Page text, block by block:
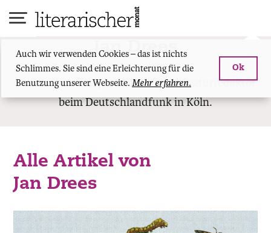
Auch wir verwenden Cookies – das ist nichts
Schlimmes. Sie sind eine Erleichterung für die
Benutzung unserer Webseite. Mehr erfahren.
Ok
Jan Drees
ist Schriftsteller, Journalist und Literaturredaktor
beim Deutschlandfunk in Köln.
Alle Artikel von
Jan Drees